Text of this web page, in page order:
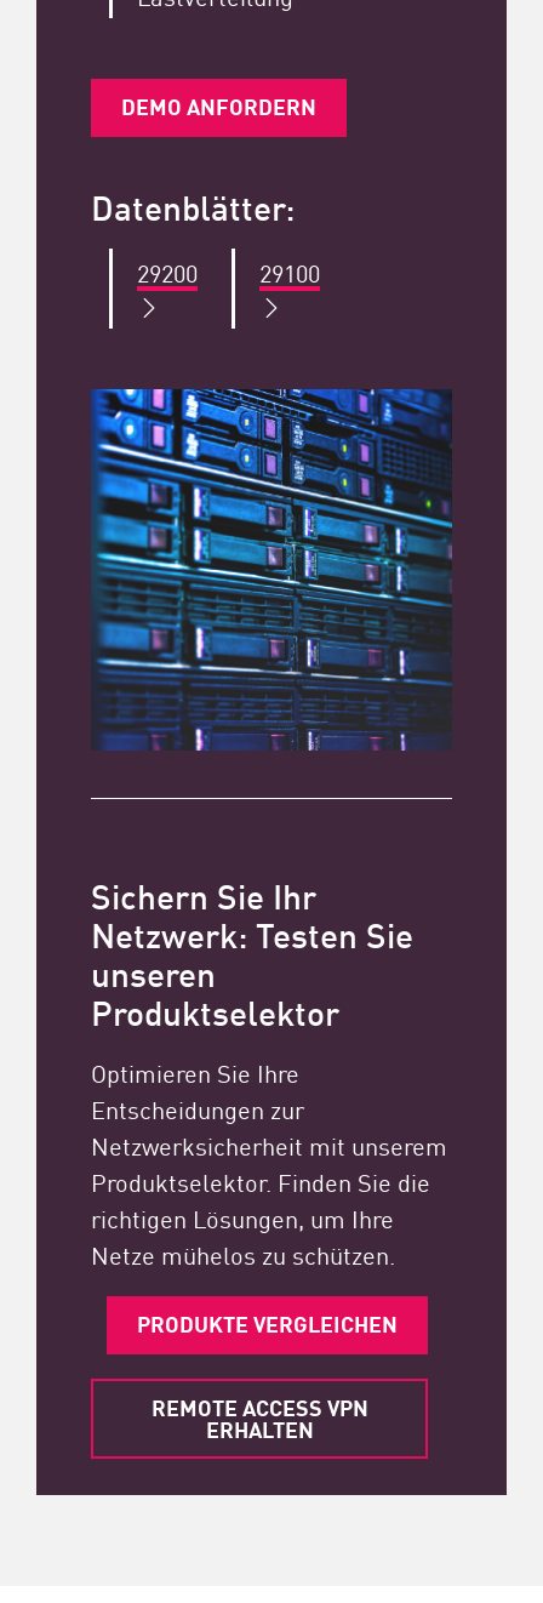
DEMO ANFORDERN
Datenblätter:
29200 29100
Sichern Sie Ihr
Netzwerk: Testen Sie
unseren
Produktselektor
Optimieren Sie Ihre
Entscheidungen zur
Netzwerksicherheit mit unserem
Produktselektor. Finden Sie die
richtigen Lösungen, um Ihre
Netze mühelos zu schützen.
PRODUKTE VERGLEICHEN
REMOTE ACCESS VPN
ERHALTEN